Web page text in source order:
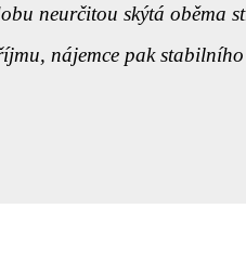
neurčitou skýtá oběma
nájemce pak